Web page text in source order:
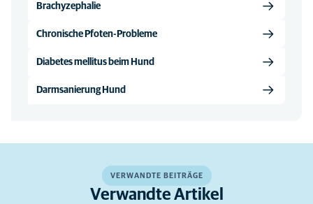
Brachyzephalie
Chronische Pfoten-Probleme
Diabetes mellitus beim Hund
Darmsanierung Hund
VERWANDTE BEITRÄGE
Verwandte Artikel